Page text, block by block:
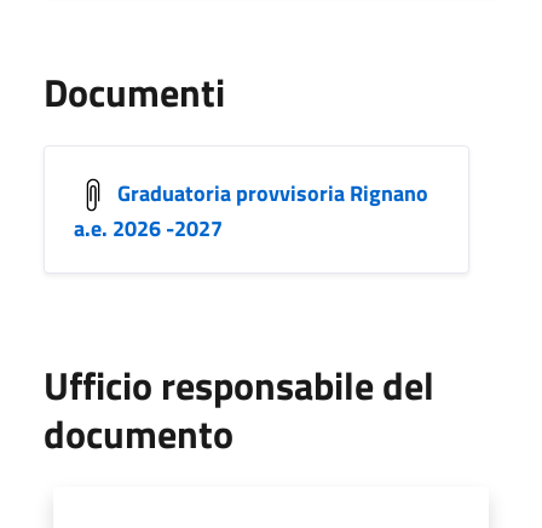
Documenti
Graduatoria provvisoria Rignano
a.e. 2026 -2027
Ufficio responsabile del
documento